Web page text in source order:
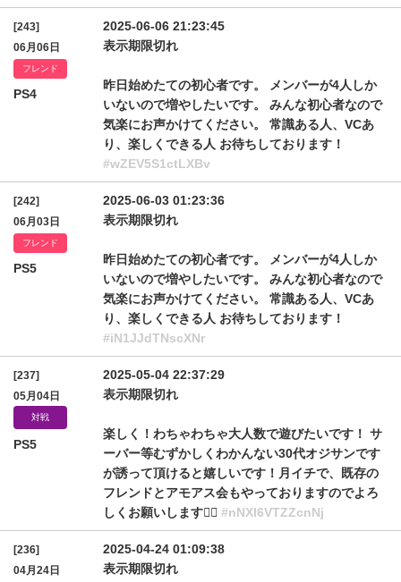
[243]
06月06日
フレンド
PS4
2025-06-06 21:23:45
表示期限切れ
昨日始めたての初心者です。 メンバーが4人しか
いないので増やしたいです。 みんな初心者なので
気楽にお声かけてください。 常識ある人、VCあ
り、楽しくできる人 お待ちしております！
#wZEV5S1ctLXBv
[242]
06月03日
フレンド
PS5
2025-06-03 01:23:36
表示期限切れ
昨日始めたての初心者です。 メンバーが4人しか
いないので増やしたいです。 みんな初心者なので
気楽にお声かけてください。 常識ある人、VCあ
り、楽しくできる人 お待ちしております！
#iN1JJdTNscXNr
[237]
05月04日
対戦
PS5
2025-05-04 22:37:29
表示期限切れ
楽しく！わちゃわちゃ大人数で遊びたいです！ サ
ーバー等むずかしくわかんない30代オジサンです
が誘って頂けると嬉しいです！月イチで、既存の
フレンドとアモアス会もやっておりますのでよろ
しくお願いします🙇‍♂️ #nNXl6VTZZcnNj
[236]
04月24日
2025-04-24 01:09:38
表示期限切れ